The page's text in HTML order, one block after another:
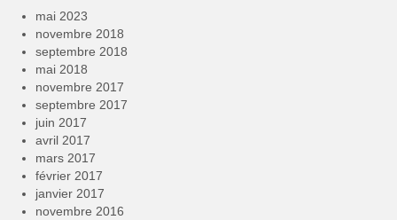
mai 2023
novembre 2018
septembre 2018
mai 2018
novembre 2017
septembre 2017
juin 2017
avril 2017
mars 2017
février 2017
janvier 2017
novembre 2016